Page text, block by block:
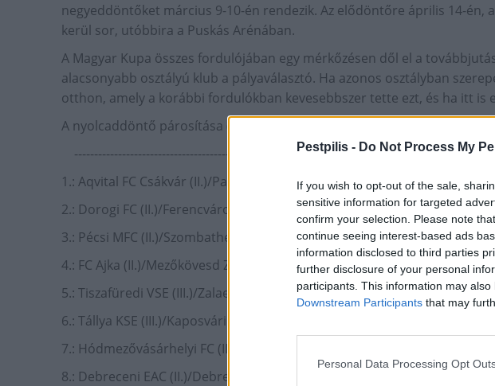
Pestpilis - Do Not Process My
If you wish to opt-out of the sale,
sensitive information for targeted
confirm your selection. Please note
continue seeing interest-based ads
information disclosed to third parties
further disclosure of your personal
participants. This information may
Downstream Participants that may
Personal Data Processing Opt
negyeddöntőket március 9-10-én rendezik. Az elődöntőre április 14-én,
kerül sor, utóbbira a Puskás Arénában.
A Magyar Kupa összes fordulójában egy mérkőzésen dől el a
alacsonyabb osztályú klub a pályaválasztó. Ha azonos osztályban
otthon, amely a korábbi fordulókban kevesebbszer tette ezt, és ha itt is
A nyolcaddöntő párosítása (február 23-24.):
-------------------------------------------
1.: Aqvital FC Csákvár (II.)/Paksi FC - Fémalk-Dunavarsány (Pest I.)/
2.: Dorogi FC (II.)/Ferencvárosi TC-Vasas FC (II.)/MOL Fehérvár FC
3.: Pécsi MFC (II.)/Szombathelyi Haladás-Soroksár SC (II.)-Kisvárda
4.: FC Ajka (II.)/Mezőkövesd Zsróy FC- Tarpa SC (Szabolcs-Szatmár-Bereg
5.: Tiszafüredi VSE (III.)/Zalaegerszegi TE-III. Kerületi TVE (III.)/Budapest
6.: Tállya KSE (III.)/Kaposvári Rákóczi FC (II.)-Kolorcity Kazincbarcika SC
7.: Hódmezővásárhelyi FC (III.)/Puskás Akadémia FC-Szolnoki MÁV FC (II.)/
8.: Debreceni EAC (II.)/Debreceni VSC (II.)-Taksony SE (III.)/BFC Siófok (II.)